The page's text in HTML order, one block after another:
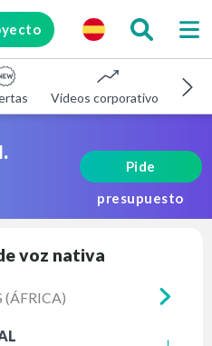
Vídeos corporativos E-
Pide
presupuesto
voz nativa
(ÁFRICA)